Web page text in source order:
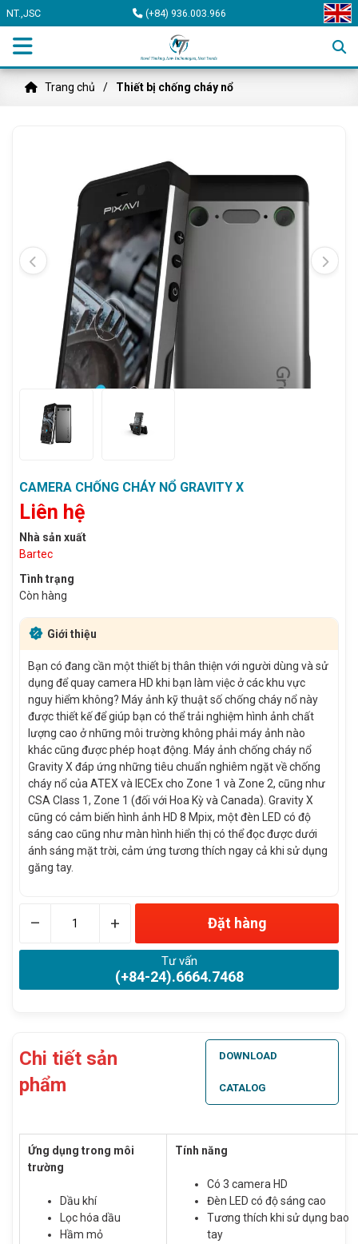
NT.,JSC (+84) 936.003.966
Trang chủ Thiết bị chống cháy nổ
CAMERA CHỐNG CHÁY NỔ GRAVITY X
Liên hệ
Nhà sản xuất
Bartec
Tình trạng
Còn hàng
Giới thiệu
Bạn có đang cần một thiết bị thân thiện với người dùng và sử
dụng để quay camera HD khi bạn làm việc ở các khu vực
nguy hiểm không? Máy ảnh kỹ thuật số chống cháy nổ này
được thiết kế để giúp bạn có thể trải nghiệm hình ảnh chất
lượng cao ở những môi trường không phải máy ảnh nào
khác cũng được phép hoạt động. Máy ảnh chống cháy nổ
Gravity X đáp ứng những tiêu chuẩn nghiêm ngặt về chống
cháy nổ của ATEX và IECEx cho Zone 1 và Zone 2, cũng như
CSA Class 1, Zone 1 (đối với Hoa Kỳ và Canada). Gravity X
cũng có cảm biến hình ảnh HD 8 Mpix, một đèn LED có độ
sáng cao cũng như màn hình hiển thị có thể đọc được dưới
ánh sáng mặt trời, cảm ứng tương thích ngay cả khi sử dụng
găng tay.
– + Đặt hàng
Tư vấn
(+84-24).6664.7468
Chi tiết sản
phẩm
DOWNLOAD
CATALOG
Ứng dụng trong môi
trường
Dầu khí
Lọc hóa dầu
Hầm mỏ
Tính năng
Có 3 camera HD
Đèn LED có độ sáng cao
Tương thích khi sử dụng bao
tay